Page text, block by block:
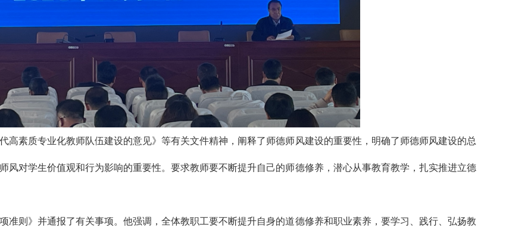
高素质专业化教师队伍建设的意见》等有关文件精神，阐释了师德师风建设的重要性，明确了师德师风建设的总
风对学生价值观和行为影响的重要性。要求教师要不断提升自己的师德修养，潜心从事教育教学，扎实推进立德
准则》并通报了有关事项。他强调，全体教职工要不断提升自身的道德修养和职业素养，要学习、践行、弘扬教